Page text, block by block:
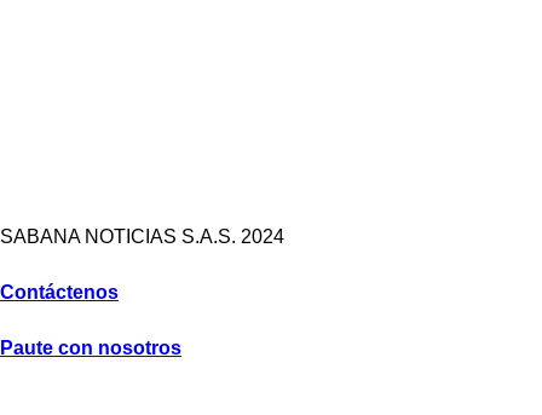
SABANA NOTICIAS S.A.S. 2024
Contáctenos
Paute con nosotros